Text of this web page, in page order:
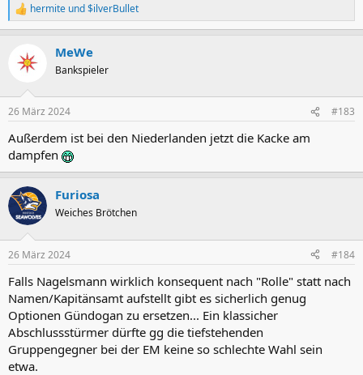
R
e
n
e
:
hermite und$ilverBullet
MeWe
Bankspieler
26 März 2024 #183
Außerdem ist bei den Niederlanden jetzt die Kacke am
dampfen
Furiosa
Weiches Brötchen
26 März 2024 #184
Falls Nagelsmann wirklich konsequent nach "Rolle" statt nach
Namen/Kapitänsamt aufstellt gibt es sicherlich genug
Optionen Gündogan zu ersetzen... Ein klassicher
Abschlussstürmer dürfte gg die tiefstehenden
Gruppengegner bei der EM keine so schlechte Wahl sein
etwa.